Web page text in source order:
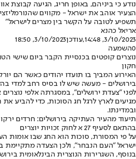
נודע כי ביניהם, באופן חריג, הגיעה קבוצת
הצעיר אוהב את ישראל - מקווים
תשפיע לטובה על הקשר בין מצרים לישראל"
אריאל כהנא
3/10/2023, 14:48
,עודכן3/10/2023, 18:50
0השמעה
נוצרים קופטים בכנסיית הקבר ביום שישי
חקון
האירוע המביך בו תועדו יהודים כאשר הם
בירושלים - מעשה שיש לו בסיס רחב למדי
לפני "צעדת ירושלים", במסגרתה אלפי
מגיעים לארץ לרגל חג הסוכות, כדי להביע
ובמדינתו.
תיעוד מהעיר העתיקה בירושלים: חרדים
בהתאם לסעיף 27 א לחוק זכויות יוצרים
על פי המסורת, סוכות הוא החג שבו אומות
ישראל "העם הנבחר", ולכן הצעדה מתקיימת
בנוסף, השגרירות הנוצרית הבינלאומית